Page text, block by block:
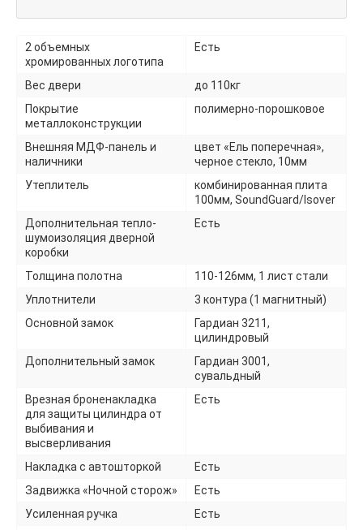
2 объемных
хромированных логотипа
Есть
Вес двери
до 110кг
Покрытие
металлоконструкции
полимерно-порошковое
Внешняя МДФ-панель и
наличники
цвет «Ель поперечная»,
черное стекло, 10мм
Утеплитель
комбинированная плита
100мм, SoundGuard/Isover
Дополнительная тепло-
шумоизоляция дверной
коробки
Есть
Толщина полотна
110-126мм, 1 лист стали
Уплотнители
3 контура (1 магнитный)
Основной замок
Гардиан 3211,
цилиндровый
Дополнительный замок
Гардиан 3001,
сувальдный
Врезная броненакладка
для защиты цилиндра от
выбивания и
высверливания
Есть
Накладка с автошторкой
Есть
Задвижка «Ночной сторож»
Есть
Усиленная ручка
Есть